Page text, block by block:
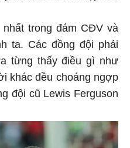
trong đám CĐV và
ta. Các đồng đội phải
từng thấy điều gì như
khác đều choáng ngợp
đội cũ Lewis Ferguson